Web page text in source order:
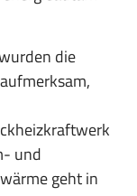
die
und
geht in